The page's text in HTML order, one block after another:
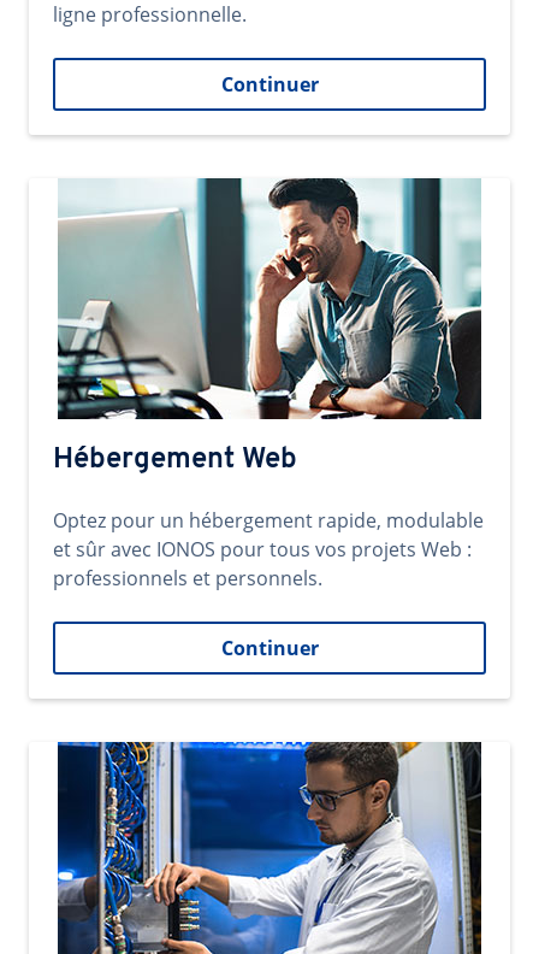
ligne professionnelle.
Continuer
Hébergement Web
Optez pour un hébergement rapide, modulable
et sûr avec IONOS pour tous vos projets Web :
professionnels et personnels.
Continuer